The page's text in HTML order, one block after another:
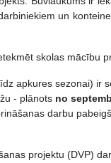
un
skolas mācību
apkures sezonai) ir
- plānots no
darbu
projektu (DVP)